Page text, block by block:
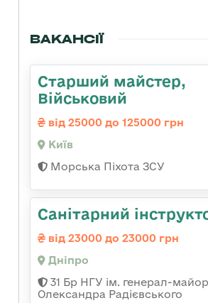
ВАКАНСІЇ
Старший майстер,
Військовий
від 25000 до 125000 грн
Київ
Морська Піхота ЗСУ
Санітарний
від 23000 до 23000 грн
Дніпро
31 Бр НГУ ім. генерал-
Олександра Радієвського